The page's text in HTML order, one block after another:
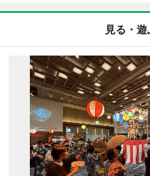
見る・遊